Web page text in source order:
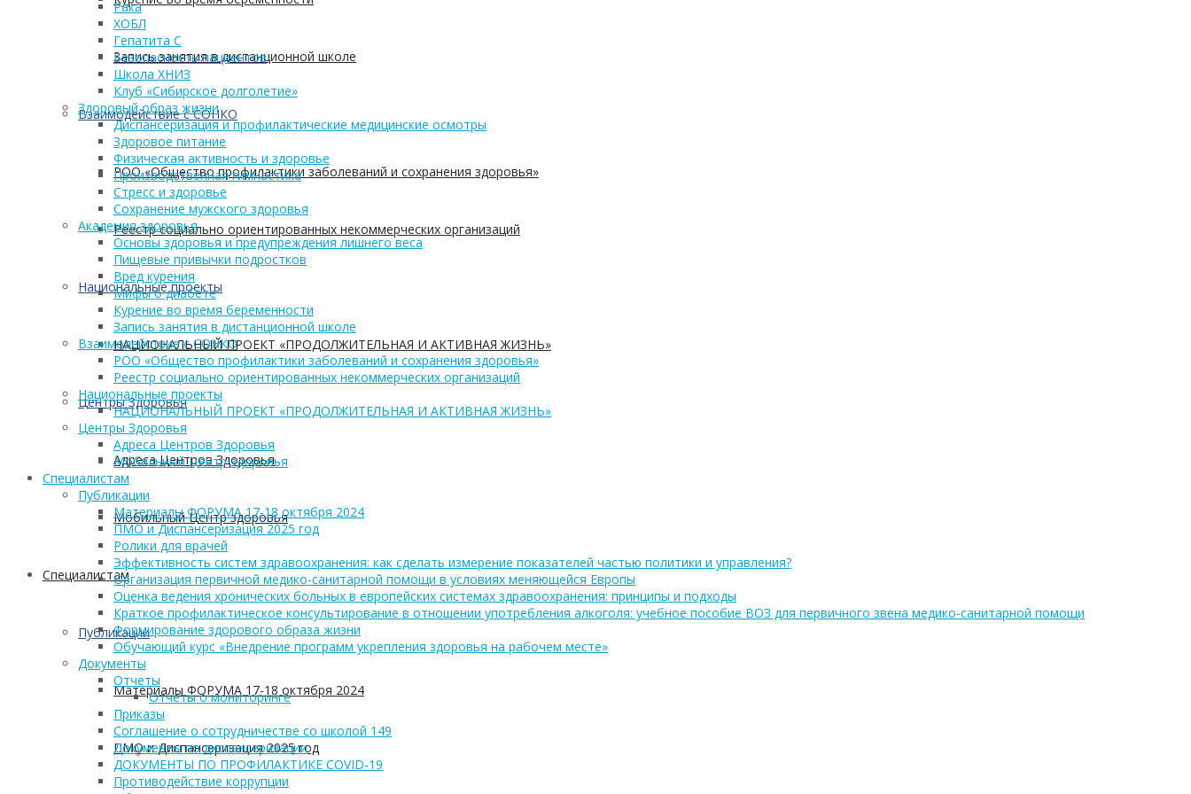
Запись занятия в дистанционной школе
Взаимодействие с СОНКО
РОО «Общество профилактики заболеваний и сохранения здоровья»
Реестр социально ориентированных некоммерческих организаций
Национальные проекты
НАЦИОНАЛЬНЫЙ ПРОЕКТ «ПРОДОЛЖИТЕЛЬНАЯ И АКТИВНАЯ ЖИЗНЬ»
Центры Здоровья
Адреса Центров Здоровья
Мобильный Центр здоровья
Cпециалистам
Публикации
Материалы ФОРУМА 17-18 октября 2024
ПМО и Диспансеризация 2025 год
Рака
ХОБЛ
Гепатита С
Безопасность пациентов
Школа ХНИЗ
Клуб «Сибирское долголетие»
Здоровый образ жизни
Диспансеризация и профилактические медицинские осмотры
Здоровое питание
Физическая активность и здоровье
Производственная гимнастика
Стресс и здоровье
Сохранение мужского здоровья
Академия здоровья
Основы здоровья и предупреждения лишнего веса
Пищевые привычки подростков
Вред курения
Мифы о диабете
Курение во время беременности
Запись занятия в дистанционной школе
Взаимодействие с СОНКО
РОО «Общество профилактики заболеваний и сохранения здоровья»
Реестр социально ориентированных некоммерческих организаций
Национальные проекты
НАЦИОНАЛЬНЫЙ ПРОЕКТ «ПРОДОЛЖИТЕЛЬНАЯ И АКТИВНАЯ ЖИЗНЬ»
Центры Здоровья
Адреса Центров Здоровья
Мобильный Центр здоровья
Cпециалистам
Публикации
Материалы ФОРУМА 17-18 октября 2024
ПМО и Диспансеризация 2025 год
Ролики для врачей
Эффективность систем здравоохранения: как сделать измерение показателей частью политики и управления?
Организация первичной медико-санитарной помощи в условиях меняющейся Европы
Оценка ведения хронических больных в европейских системах здравоохранения: принципы и подходы
Краткое профилактическое консультирование в отношении употребления алкоголя: учебное пособие ВОЗ для первичного звена медико-санитарной помощи
Формирование здорового образа жизни
Обучающий курс «Внедрение программ укрепления здоровья на рабочем месте»
Документы
Отчеты
Отчеты о мониторинге
Приказы
Соглашение о сотрудничестве со школой 149
Документы по диспансеризации
ДОКУМЕНТЫ ПО ПРОФИЛАКТИКЕ COVID-19
Противодействие коррупции